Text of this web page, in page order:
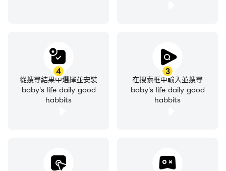
3
在搜索框中輸入並搜尋
baby's life daily good
habbits
4
從搜尋結果中選擇並安裝
baby's life daily good
habbits